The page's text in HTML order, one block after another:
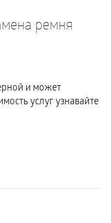
ремня
и может
услуг узнавайте